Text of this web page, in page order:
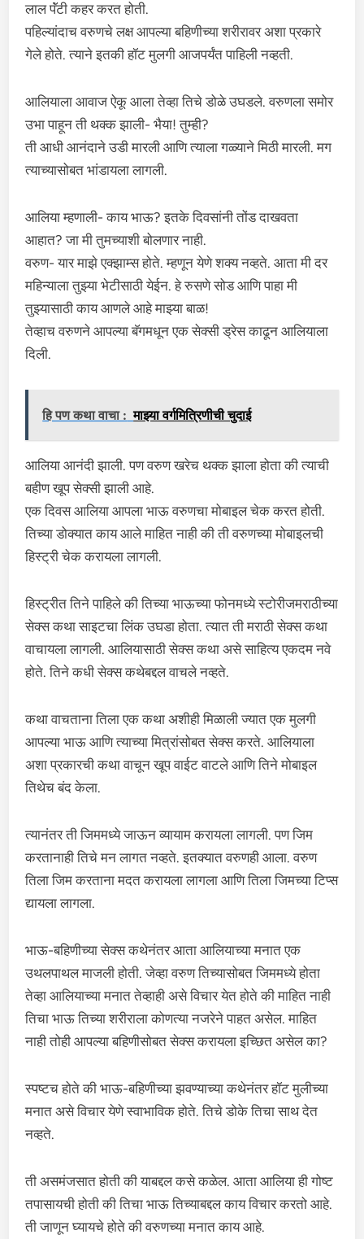
लाल पॅंटी कहर करत होती.
पहिल्यांदाच वरुणचे लक्ष आपल्या बहिणीच्या शरीरावर अशा प्रकारे
गेले होते. त्याने इतकी हॉट मुलगी आजपर्यंत पाहिली नव्हती.
आलियाला आवाज ऐकू आला तेव्हा तिचे डोळे उघडले. वरुणला समोर
उभा पाहून ती थक्क झाली- भैया! तुम्ही?
ती आधी आनंदाने उडी मारली आणि त्याला गळ्याने मिठी मारली. मग
त्याच्यासोबत भांडायला लागली.
आलिया म्हणाली- काय भाऊ? इतके दिवसांनी तोंड दाखवता
आहात? जा मी तुमच्याशी बोलणार नाही.
वरुण- यार माझे एक्झाम्स होते. म्हणून येणे शक्य नव्हते. आता मी दर
महिन्याला तुझ्या भेटीसाठी येईन. हे रुसणे सोड आणि पाहा मी
तुझ्यासाठी काय आणले आहे माझ्या बाळ!
तेव्हाच वरुणने आपल्या बॅगमधून एक सेक्सी ड्रेस काढून आलियाला
दिली.
हि पण कथा वाचा : माझ्या वर्गमित्रिणीची चुदाई
आलिया आनंदी झाली. पण वरुण खरेच थक्क झाला होता की त्याची
बहीण खूप सेक्सी झाली आहे.
एक दिवस आलिया आपला भाऊ वरुणचा मोबाइल चेक करत होती.
तिच्या डोक्यात काय आले माहित नाही की ती वरुणच्या मोबाइलची
हिस्ट्री चेक करायला लागली.
हिस्ट्रीत तिने पाहिले की तिच्या भाऊच्या फोनमध्ये स्टोरीजमराठीच्या
सेक्स कथा साइटचा लिंक उघडा होता. त्यात ती मराठी सेक्स कथा
वाचायला लागली. आलियासाठी सेक्स कथा असे साहित्य एकदम नवे
होते. तिने कधी सेक्स कथेबद्दल वाचले नव्हते.
कथा वाचताना तिला एक कथा अशीही मिळाली ज्यात एक मुलगी
आपल्या भाऊ आणि त्याच्या मित्रांसोबत सेक्स करते. आलियाला
अशा प्रकारची कथा वाचून खूप वाईट वाटले आणि तिने मोबाइल
तिथेच बंद केला.
त्यानंतर ती जिममध्ये जाऊन व्यायाम करायला लागली. पण जिम
करतानाही तिचे मन लागत नव्हते. इतक्यात वरुणही आला. वरुण
तिला जिम करताना मदत करायला लागला आणि तिला जिमच्या टिप्स
द्यायला लागला.
भाऊ-बहिणीच्या सेक्स कथेनंतर आता आलियाच्या मनात एक
उथलपाथल माजली होती. जेव्हा वरुण तिच्यासोबत जिममध्ये होता
तेव्हा आलियाच्या मनात तेव्हाही असे विचार येत होते की माहित नाही
तिचा भाऊ तिच्या शरीराला कोणत्या नजरेने पाहत असेल. माहित
नाही तोही आपल्या बहिणीसोबत सेक्स करायला इच्छित असेल का?
स्पष्टच होते की भाऊ-बहिणीच्या झवण्याच्या कथेनंतर हॉट मुलीच्या
मनात असे विचार येणे स्वाभाविक होते. तिचे डोके तिचा साथ देत
नव्हते.
ती असमंजसात होती की याबद्दल कसे कळेल. आता आलिया ही गोष्ट
तपासायची होती की तिचा भाऊ तिच्याबद्दल काय विचार करतो आहे.
ती जाणून घ्यायचे होते की वरुणच्या मनात काय आहे.